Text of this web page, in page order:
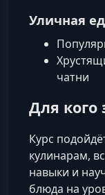
Уличная
чатни
Для кого
Курс
кулинарам,
навыки и
блюда на